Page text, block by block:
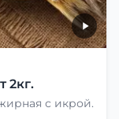
2кг.
с икрой.